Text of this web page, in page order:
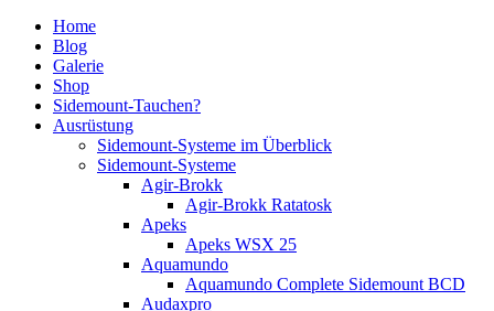
Home
Blog
Galerie
Shop
Sidemount-Tauchen?
Ausrüstung
Sidemount-Systeme im Überblick
Sidemount-Systeme
Agir-Brokk
Agir-Brokk Ratatosk
Apeks
Apeks WSX 25
Aquamundo
Aquamundo Complete Sidemount BCD
Audaxpro